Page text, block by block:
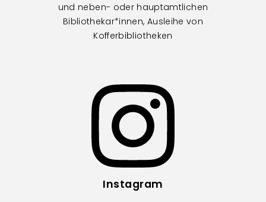
und neben- oder hauptamtlichen
Bibliothekar*innen, Ausleihe von
Kofferbibliotheken
Instagram